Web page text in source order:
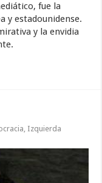
fue la
y estadounidense.
y la envidia
, Izquierda